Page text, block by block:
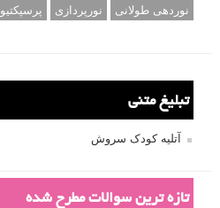
نوردهی طولانی
نورپردازی پرسپکتیو
تبلیغ متنی
آتلیه کودک سروش
تازه ترین سوالات مطرح شده